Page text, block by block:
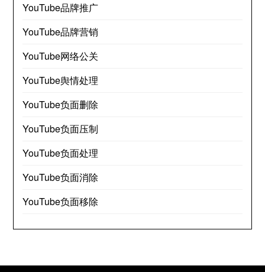
YouTube品牌推广
YouTube品牌营销
YouTube网络公关
YouTube舆情处理
YouTube负面删除
YouTube负面压制
YouTube负面处理
YouTube负面消除
YouTube负面移除